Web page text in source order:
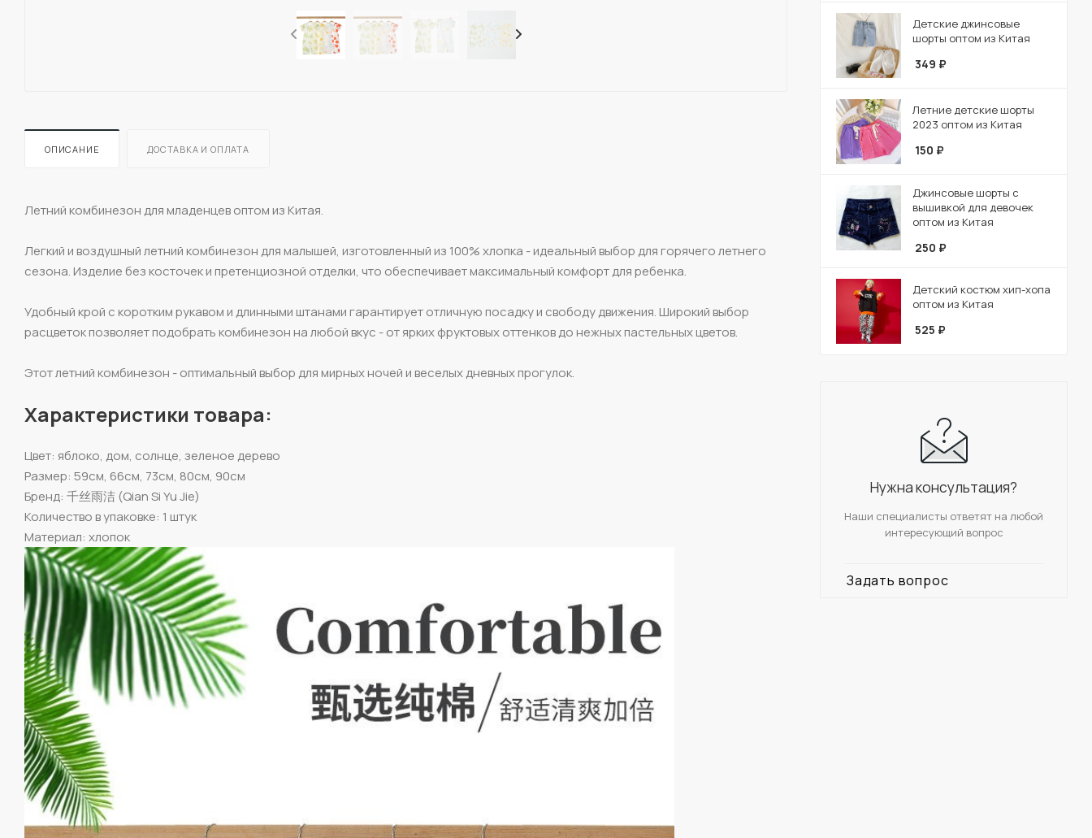
ОПИСАНИЕ ДОСТАВКА И ОПЛАТА
Летний комбинезон для младенцев оптом из Китая.
Легкий и воздушный летний комбинезон для малышей, изготовленный из 100% хлопка - идеальный выбор для горячего летнего
сезона. Изделие без косточек и претенциозной отделки, что обеспечивает максимальный комфорт для ребенка.
Удобный крой с коротким рукавом и длинными штанами гарантирует отличную посадку и свободу движения. Широкий выбор
расцветок позволяет подобрать комбинезон на любой вкус - от ярких фруктовых оттенков до нежных пастельных цветов.
Этот летний комбинезон - оптимальный выбор для мирных ночей и веселых дневных прогулок.
Характеристики товара:
Цвет: яблоко, дом, солнце, зеленое дерево
Размер: 59см, 66см, 73см, 80см, 90см
Бренд: 千丝雨洁 (Qian Si Yu Jie)
Количество в упаковке: 1 штук
Материал: хлопок
Детские джинсовые
шорты оптом из Китая
349 ₽
Летние детские шорты
2023 оптом из Китая
150 ₽
Джинсовые шорты с
вышивкой для девочек
оптом из Китая
250 ₽
Детский костюм хип-хопа
оптом из Китая
525 ₽
Нужна консультация?
Наши специалисты ответят на любой
интересующий вопрос
Задать вопрос